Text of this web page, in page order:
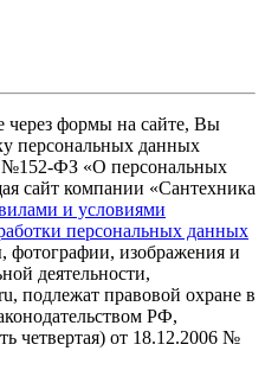
через формы на сайте, Вы
персональных данных
№152-ФЗ «О персональных
сайт компании «Cантехника
и условиями
персональных данных
фотографии, изображения и
деятельности,
подлежат правовой охране в
РФ,
четвертая) от 18.12.2006 №